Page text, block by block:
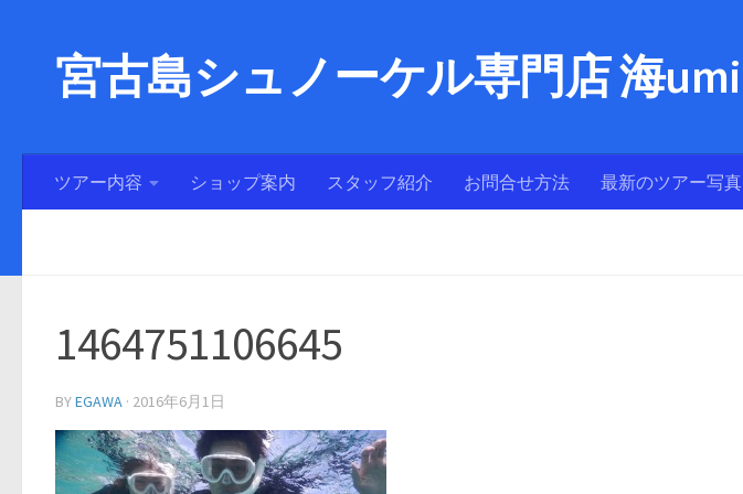
宮古島シュノーケル専門店 海umi
ツアー内容 ショップ案内 スタッフ紹介 お問合せ方法 最新のツアー写真
1464751106645
BYEGAWA · 2016年6月1日